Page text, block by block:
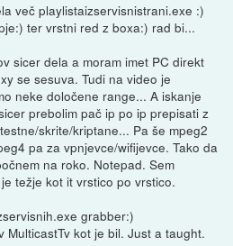
več playlistaizservisnistrani.exe :)
ter vrstni red z boxa:) rad bi...
sicer dela a moram imet PC direkt
se sesuva. Tudi na video je
neke določene range... A iskanje
prebolim pač ip po ip prepisati z
skrite/kriptane... Pa še mpeg2
pa za vpnjevce/wifijevce. Tako da
na roko. Notepad. Sem
težje kot it vrstico po vrstico.
grabber:)
MulticastTv kot je bil. Just a taught.